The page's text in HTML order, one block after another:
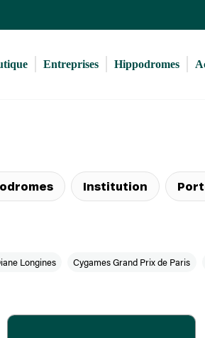
Entreprises Hippodromes
Institution
Longines Cygames Grand Prix de Paris